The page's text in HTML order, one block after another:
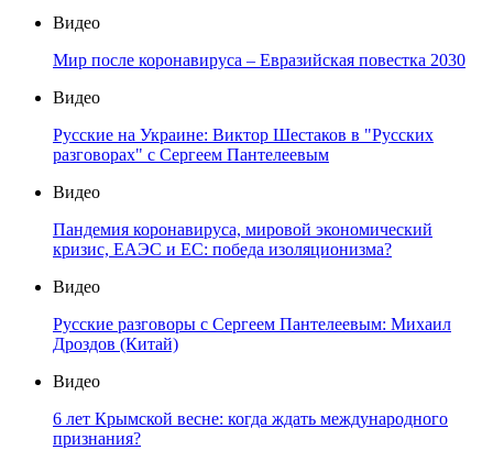
Видео
Мир после коронавируса – Евразийская повестка 2030
Видео
Русские на Украине: Виктор Шестаков в "Русских
разговорах" с Сергеем Пантелеевым
Видео
Пандемия коронавируса, мировой экономический
кризис, ЕАЭС и ЕС: победа изоляционизма?
Видео
Русские разговоры с Сергеем Пантелеевым: Михаил
Дроздов (Китай)
Видео
6 лет Крымской весне: когда ждать международного
признания?